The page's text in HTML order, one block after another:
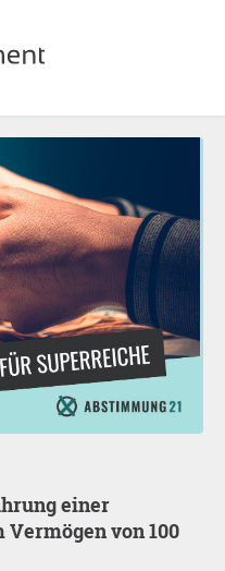
von 100